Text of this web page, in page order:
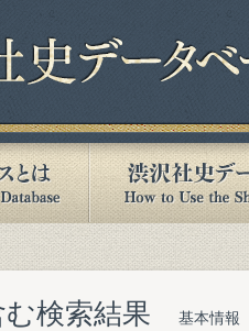
検索結果 基本情報